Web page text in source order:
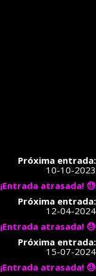
Próxima entrada:
10-10-2023
¡Entrada atrasada! 😓
Próxima entrada:
12-04-2024
¡Entrada atrasada! 😓
Próxima entrada:
15-07-2024
¡Entrada atrasada! 😓